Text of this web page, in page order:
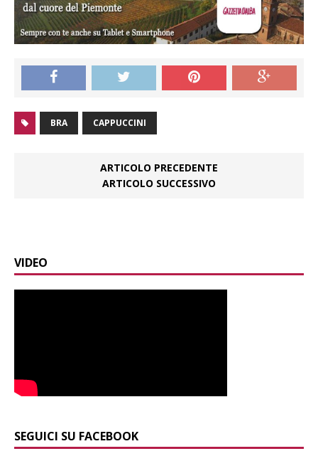
BRA CAPPUCCINI
ARTICOLO PRECEDENTE
ARTICOLO SUCCESSIVO
VIDEO
SEGUICI SU FACEBOOK